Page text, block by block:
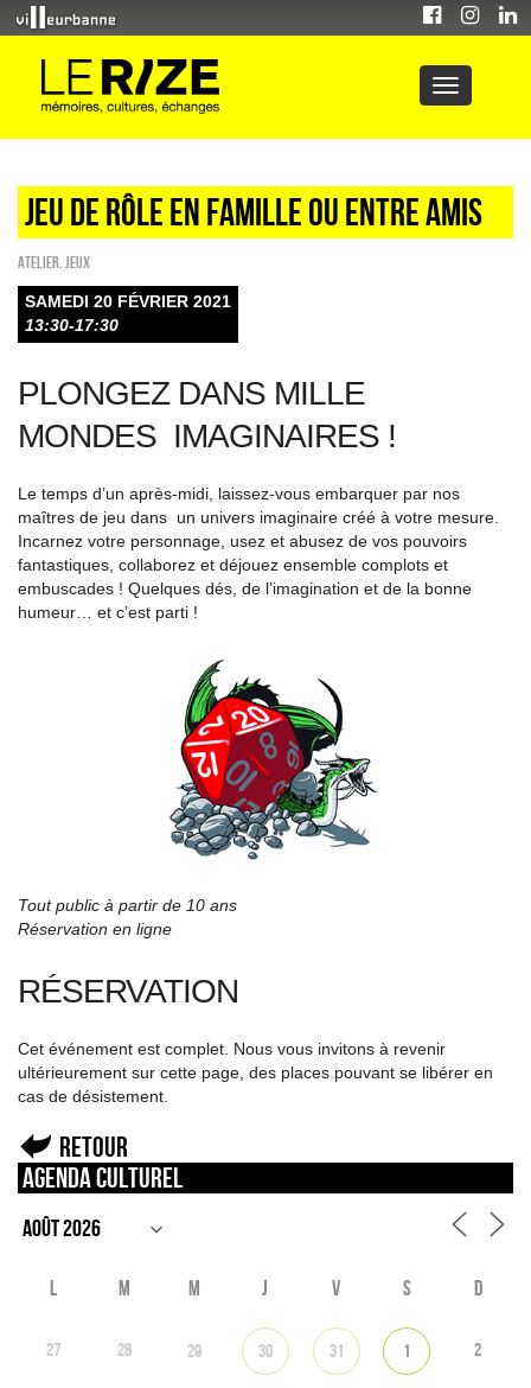
Jeu de rôle en famille ou entre amis
Atelier Jeux
SAMEDI 20 FÉVRIER 2021
13:30-17:30
PLONGEZ DANS MILLE
MONDES IMAGINAIRES !
Le temps d’un après-midi, laissez-vous embarquer par nos
maîtres de jeu dans un univers imaginaire créé à votre mesure.
Incarnez votre personnage, usez et abusez de vos pouvoirs
fantastiques, collaborez et déjouez ensemble complots et
embuscades ! Quelques dés, de l’imagination et de la bonne
humeur… et c’est parti !
Tout public à partir de 10 ans
Réservation en ligne
RÉSERVATION
Cet événement est complet. Nous vous invitons à revenir
ultérieurement sur cette page, des places pouvant se libérer en
cas de désistement.
Retour
Agenda culturel
L M M J V S D
27 28 29 30 31 1 2